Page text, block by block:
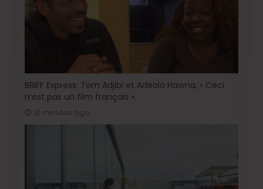
BRIFF Express: Tom Adjibi et Adéola Hawna, « Ceci
n’est pas un film français ».
31 minutes ago